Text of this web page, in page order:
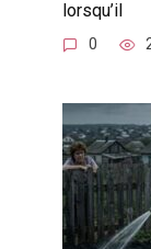
lorsqu’il
0